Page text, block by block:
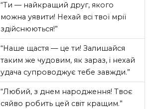
“Ти — найкращий друг, якого
можна уявити! Нехай всі твої мрії
здійснюються!”
“Наше щастя — це ти! Залишайся
таким же чудовим, як зараз, і нехай
удача супроводжує тебе завжди.”
“Любий, з днем народження! Твоє
сяйво робить цей світ кращим.”